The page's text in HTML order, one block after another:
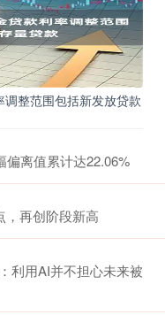
整范围包括新发放贷款
偏离值累计达22.06%
，再创阶段新高
利用AI并不担心未来被